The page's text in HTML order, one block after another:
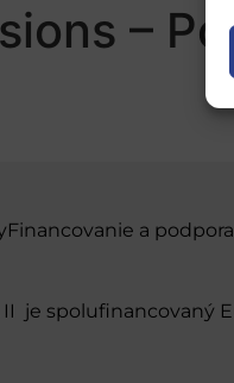
–
Financovanie a podpora
II je